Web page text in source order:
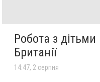
Робота з дітьми
Британії
14:47, 2 серпня